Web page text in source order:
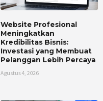
Website Profesional
Meningkatkan
Kredibilitas Bisnis:
Investasi yang Membuat
Pelanggan Lebih Percaya
Agustus 4, 2026